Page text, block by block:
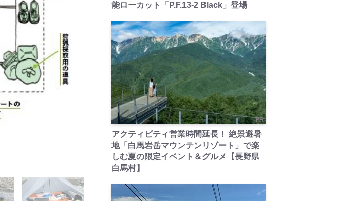
能ローカット「P.F.13-2 Black」登場
PR
アクティビティ営業時間延長！ 絶景避暑
地「白馬岩岳マウンテンリゾート」で楽
しむ夏の限定イベント＆グルメ【長野県
白馬村】